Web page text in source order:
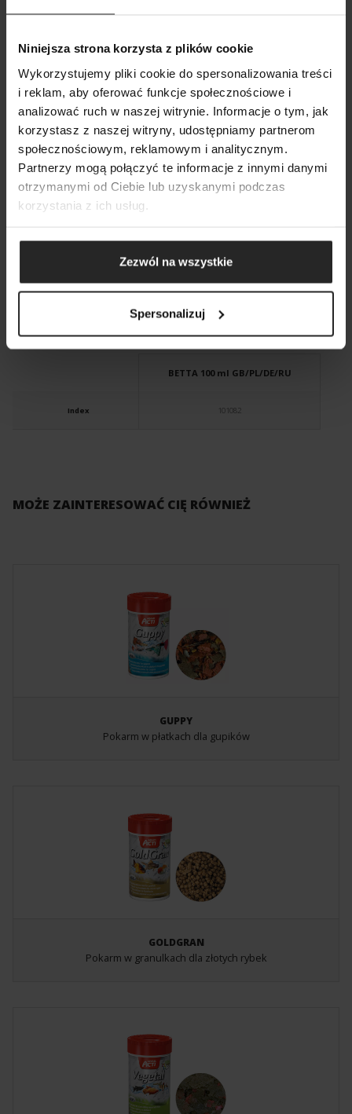
Niniejsza strona korzysta z plików cookie
Wykorzystujemy pliki cookie do spersonalizowania treści
i reklam, aby oferować funkcje społecznościowe i
analizować ruch w naszej witrynie. Informacje o tym, jak
korzystasz z naszej witryny, udostępniamy partnerom
społecznościowym, reklamowym i analitycznym.
Partnerzy mogą połączyć te informacje z innymi danymi
otrzymanymi od Ciebie lub uzyskanymi podczas
korzystania z ich usług.
Zezwól na wszystkie
Spersonalizuj
BROSZURA PDF
KATALOG AQUAEL PDF
WERSJE I PARAMETRY
Index
BETTA 100 ml GB/PL/DE/RU
101082
MOŻE ZAINTERESOWAĆ CIĘ RÓWNIEŻ
GUPPY
Pokarm w płatkach dla gupików
GOLDGRAN
Pokarm w granulkach dla złotych rybek
POKAŻ LISTĘ
DODAJ NASTĘPNY
POKAŻ PORÓWNANIE
DODAJ NASTĘPNY
DODAJ NASTĘPNY
SZUKAJ